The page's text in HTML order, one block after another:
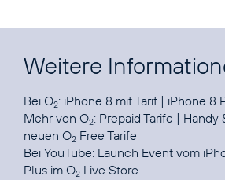
Weitere
Bei O2: iPhone 8 mit Tarif | iPhone 8
Mehr von O2: Prepaid Tarife | Handy
neuen O2 Free Tarife
Bei YouTube: Launch Event vom
Plus im O2 Live Store